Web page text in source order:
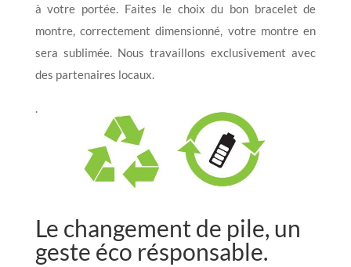
à votre portée. Faites le choix du bon bracelet de
montre, correctement dimensionné, votre montre en
sera sublimée. Nous travaillons exclusivement avec
des partenaires locaux.
.
Le changement de pile, un
geste éco résponsable.